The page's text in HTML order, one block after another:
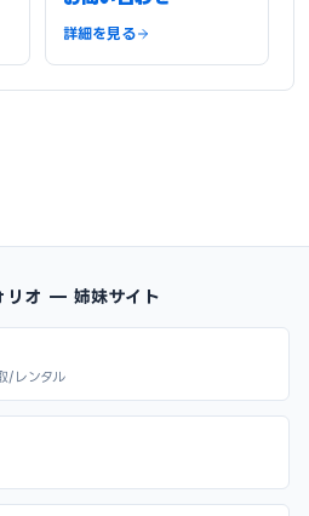
詳細を見る
リオ — 姉妹サイト
/レンタル